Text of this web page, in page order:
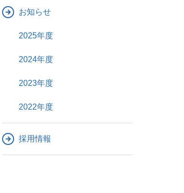
お知らせ
2025年度
2024年度
2023年度
2022年度
採用情報